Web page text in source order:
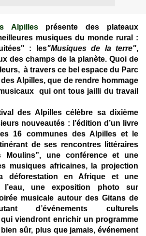
Alpilles présente des plateaux
musiques du monde rural :
: les"Musiques de la terre",
des champs de la planète. Quoi de
à travers ce bel espace du Parc
Alpilles, que de rendre hommage
qui ont tous jailli du travail
des Alpilles célèbre sa dixième
nouveautés : l’édition d’un livre
16 communes des Alpilles et le
de ses rencontres littéraires
Moulins”, une conférence et une
musiques africaines, la projection
déforestation en Afrique et une
l’eau, une exposition photo sur
musicale autour des Gitans de
d’événements culturels
viendront enrichir un programme
sûr, plus que jamais, événement